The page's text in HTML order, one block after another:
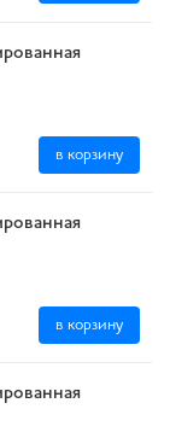
в корзину
в корзину